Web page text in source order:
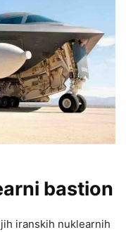
bastion
iranskih nuklearnih